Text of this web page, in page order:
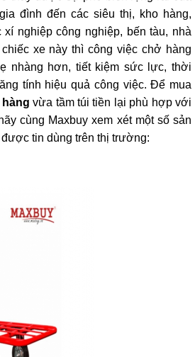
đình đến các siêu thị, kho hàng,
nghiệp công nghiệp, bến tàu, nhà
xe này thì công việc chở hàng
nhàng hơn, tiết kiệm sức lực, thời
tính hiệu quả công việc. Để mua
vừa tầm túi tiền lại phù hợp với
cùng Maxbuy xem xét một số sản
tin dùng trên thị trường: